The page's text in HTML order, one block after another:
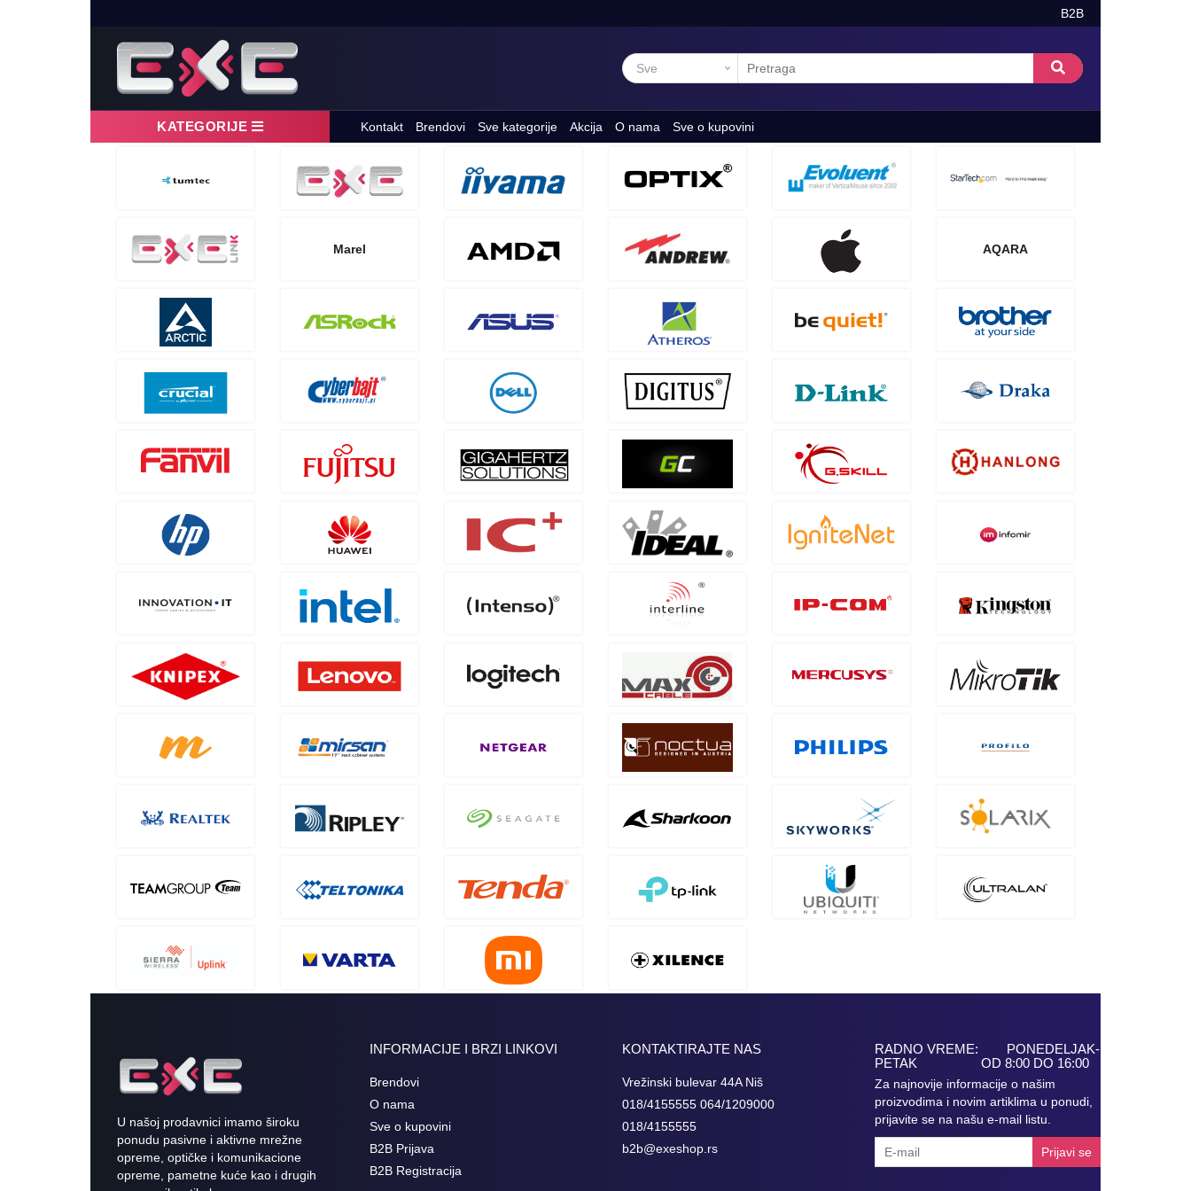
B2B
KATEGORIJE Kontakt Brendovi Sve kategorije Akcija O nama Sve o kupovini
Marel AQARA
U našoj prodavnici imamo široku
ponudu pasivne i aktivne mrežne
opreme, optičke i komunikacione
opreme, pametne kuće kao i drugih
INFORMACIJE I BRZI LINKOVI
Brendovi
O nama
Sve o kupovini
B2B Prijava
B2B Registracija
KONTAKTIRAJTE NAS
Vrežinski bulevar 44A Niš
018/4155555 064/1209000
018/4155555
b2b@exeshop.rs
RADNO VREME: PONEDELJAK-
PETAK OD 8:00 DO 16:00
Za najnovije informacije o našim
proizvodima i novim artiklima u ponudi,
prijavite se na našu e-mail listu.
Prijavi se